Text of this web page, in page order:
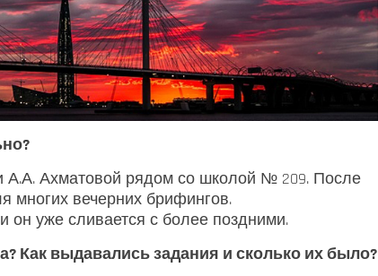
А.А. Ахматовой рядом со школой № 209. После
многих вечерних брифингов.
он уже сливается с более поздними.
Как выдавались задания и сколько их было?